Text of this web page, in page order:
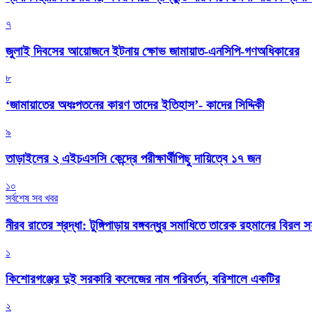
৭
জুলাই দিবসের আয়োজনে ইটনায় ক্ষোভ জামায়াত-এনসিপি-গণঅধিকারের
৮
‘জামায়াতের অধঃপতনের কারণ তাদের ইতিহাস’- কাদের সিদ্দিকী
৯
তাড়াইলের ২ এইচএসসি কেন্দ্রে পরীক্ষার্থীপিছু দায়িত্বে ১৭ জন
১০
সর্বশেষ সব খবর
নীরব রাতের শ্রদ্ধা: টুঙ্গিপাড়ায় বঙ্গবন্ধুর সমাধিতে তারেক রহমানের বিরল
১
কিশোরগঞ্জের দুই সরকারি কলেজের নাম পরিবর্তন, বরিশালে একটির
২